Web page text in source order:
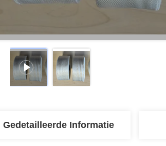
Gedetailleerde Informatie